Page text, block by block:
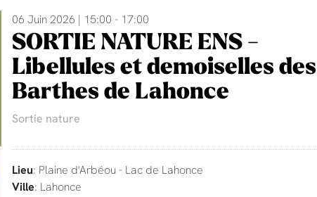
06 Juin 2026 | 15:00 - 17:00
SORTIE NATURE ENS -
Libellules et demoiselles des
Barthes de Lahonce
Sortie nature
Lieu: Plaine d'Arbéou - Lac de Lahonce
Ville: Lahonce